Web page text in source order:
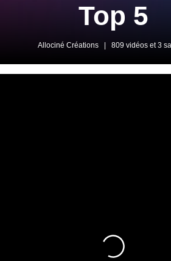
Top 5
Allociné Créations 809 vidéos et 3